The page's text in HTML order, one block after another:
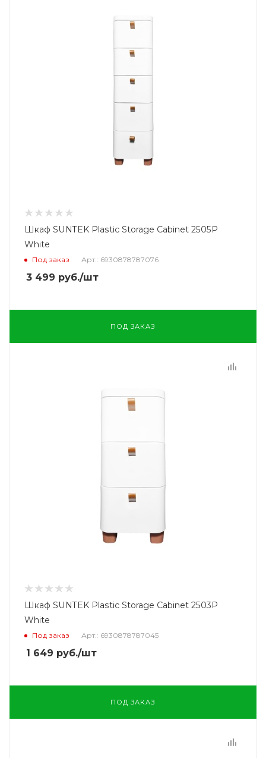
Шкаф SUNTEK Plastic Storage Cabinet 2505P
White
Под заказ Арт.: 6930878787076
3 499 руб./шт
ПОД ЗАКАЗ
Шкаф SUNTEK Plastic Storage Cabinet 2503P
White
Под заказ Арт.: 6930878787045
1 649 руб./шт
ПОД ЗАКАЗ